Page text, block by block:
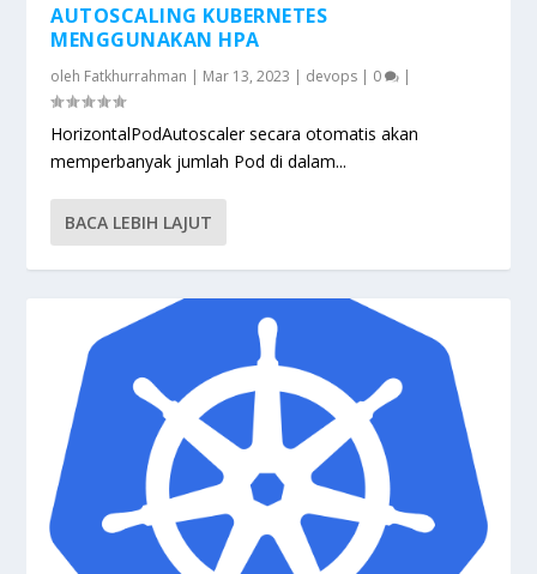
AUTOSCALING KUBERNETES
MENGGUNAKAN HPA
oleh Fatkhurrahman | Mar 13, 2023 | devops | 0 |
HorizontalPodAutoscaler secara otomatis akan
memperbanyak jumlah Pod di dalam...
BACA LEBIH LAJUT